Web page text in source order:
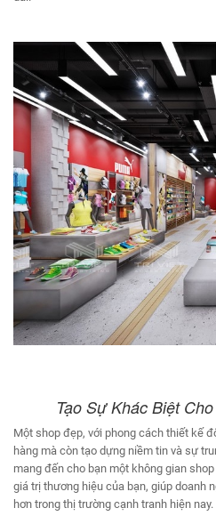
Tạo Sự Khác Biệt
Một shop đẹp, với phong cách thiết kế
hàng mà còn tạo dựng niềm tin và sự
mang đến cho bạn một không gian
giá trị thương hiệu của bạn, giúp doanh
hơn trong thị trường cạnh tranh hiện nay.